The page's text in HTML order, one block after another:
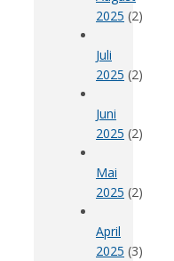
2025 (2)
Juli
2025 (2)
Juni
2025 (2)
Mai
2025 (2)
April
2025 (3)